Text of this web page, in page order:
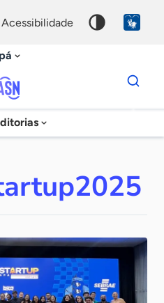
acessibilidade
Dados
para
chave